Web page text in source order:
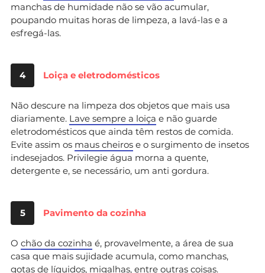
manchas de humidade não se vão acumular,
poupando muitas horas de limpeza, a lavá-las e a
esfregá-las.
4 Loiça e eletrodomésticos
Não descure na limpeza dos objetos que mais usa
diariamente. Lave sempre a loiça e não guarde
eletrodomésticos que ainda têm restos de comida.
Evite assim os maus cheiros e o surgimento de insetos
indesejados. Privilegie água morna a quente,
detergente e, se necessário, um anti gordura.
5 Pavimento da cozinha
O chão da cozinha é, provavelmente, a área de sua
casa que mais sujidade acumula, como manchas,
gotas de líquidos, migalhas, entre outras coisas.